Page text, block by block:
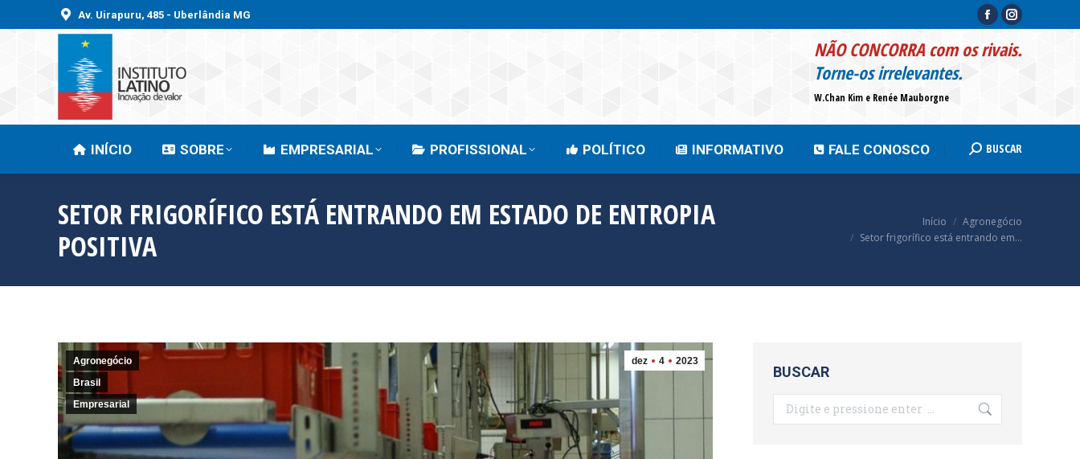
Av. Uirapuru, 485 - Uberlândia MG
Facebook
page
window
Instagram
page
window
NÃO CONCORRA com os rivais.
Torne-os irrelevantes.
W.Chan Kim e Renée Mauborgne
INÍCIO SOBRE EMPRESARIAL PROFISSIONAL POLÍTICO INFORMATIVO FALE CONOSCO Search:
BUSCAR
SETOR FRIGORÍFICO ESTÁ ENTRANDO EM ESTADO DE ENTROPIA
POSITIVA
Início
Agronegócio
Setor frigorífico está entrando em…
dez 4 2023
Agronegócio
Brasil
Empresarial
BUSCAR
Search:
FALE CONOSCO Search:
BUSCAR